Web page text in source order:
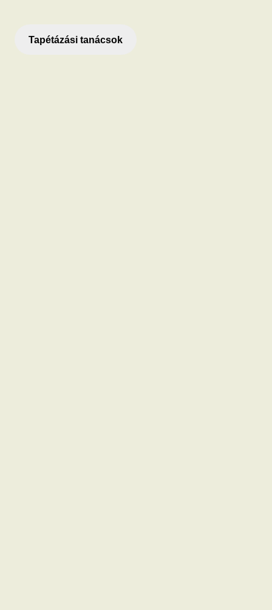
Tapétázási tanácsok